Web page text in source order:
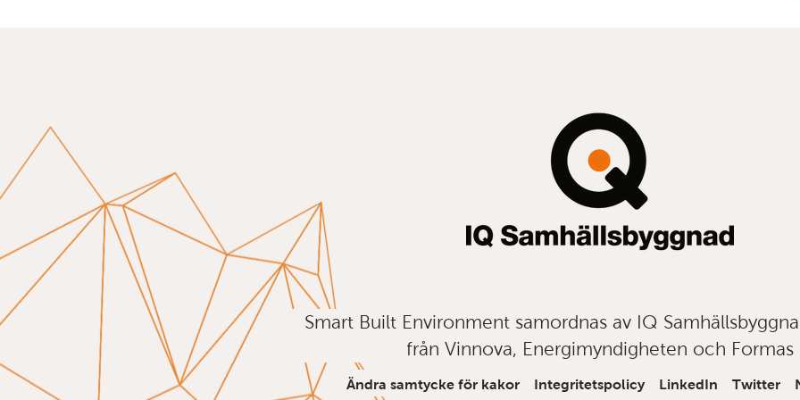
Smart Built Environment samordnas av IQ
från Vinnova, Energimyndigheten och Formas
Ändra samtycke för kakor Integritetspolicy LinkedIn Twitter